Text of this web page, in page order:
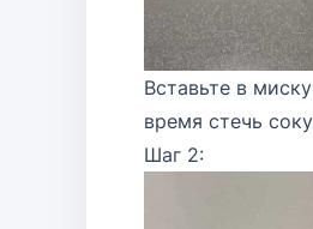
Вставьте в
время стечь
Шаг 2: